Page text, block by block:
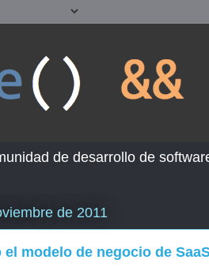
de desarrollo de
de 2011
modelo de negocio de